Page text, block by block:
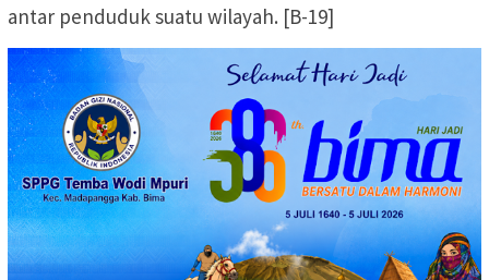
antar penduduk suatu wilayah. [B-19]